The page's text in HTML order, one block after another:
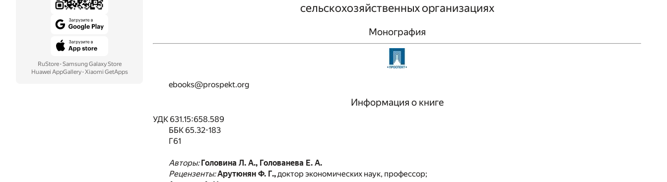
RuStore· Samsung Galaxy Store
Huawei AppGallery· Xiaomi GetApps
сельскохозяйственных организациях
Монография
ebooks@prospekt.org
Информация о книге
УДК 631.15:658.589
ББК 65.32-183
Г61
Авторы: Головина Л. А., Голованева Е. А.
Рецензенты:Арутюнян Ф. Г.,доктор экономических наук, профессор;